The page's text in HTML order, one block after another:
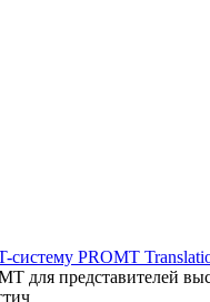
систему PROMT
для представителей